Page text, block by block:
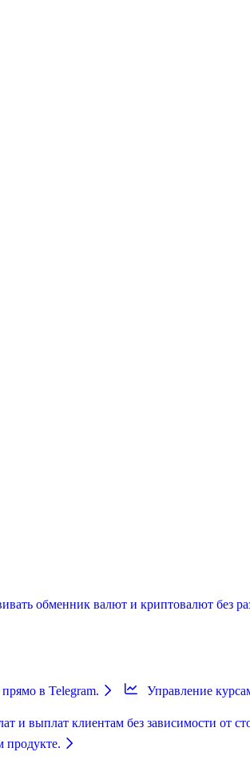
обменник валют и криптовалют без
в Telegram. Управление
и выплат клиентам без зависимости от
продукте.